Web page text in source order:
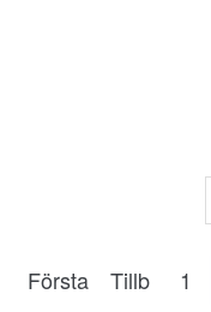
Första Tillb 1